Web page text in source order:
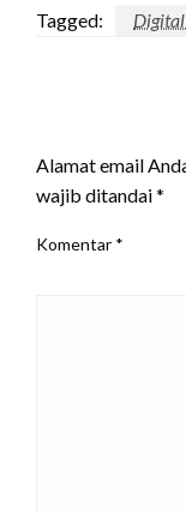
Tagged: Digital
Alamat email
wajib ditandai*
Komentar *